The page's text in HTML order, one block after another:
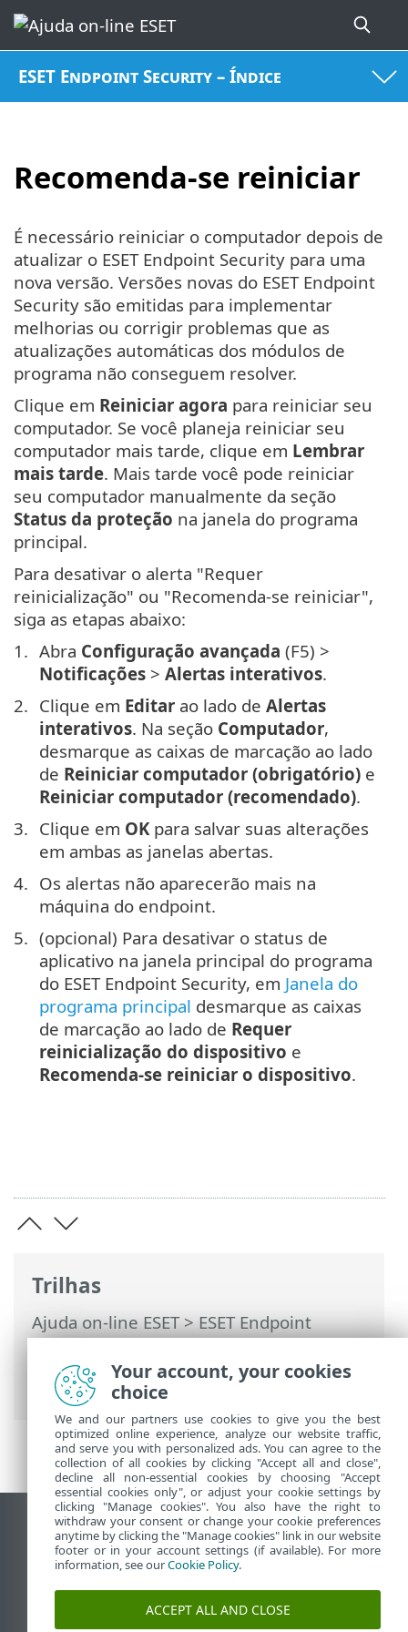
ESET Endpoint Security – Índice
Recomenda-se reiniciar
Trilhas
Ajuda on-line ESET>ESET Endpoint
Security>Configuração avançada>
Notificações>Alertas interativos>
Recomenda-se reiniciar
É necessário reiniciar o computador depois de
atualizar o ESET Endpoint Security para uma
nova versão. Versões novas do ESET Endpoint
Security são emitidas para implementar
melhorias ou corrigir problemas que as
atualizações automáticas dos módulos de
programa não conseguem resolver.
Clique em Reiniciar agora para reiniciar seu
computador. Se você planeja reiniciar seu
computador mais tarde, clique em Lembrar
mais tarde. Mais tarde você pode reiniciar
seu computador manualmente da seção
Status da proteção na janela do programa
principal.
Para desativar o alerta "Requer
reinicialização" ou "Recomenda-se reiniciar",
siga as etapas abaixo:
Abra Configuração avançada (F5) >
Notificações > Alertas interativos.
Clique em Editar ao lado de Alertas
interativos. Na seção Computador,
desmarque as caixas de marcação ao lado
de Reiniciar computador (obrigatório) e
Reiniciar computador (recomendado).
Clique em OKpara salvar suas alterações
em ambas as janelas abertas.
Os alertas não aparecerão mais na
máquina do endpoint.
(opcional) Para desativar o status de
aplicativo na janela principal do programa
do ESET Endpoint Security, em Janela do
programa principal desmarque as caixas
de marcação ao lado de Requer
reinicialização do dispositivo e
Recomenda-se reiniciar o dispositivo.
Ver site para desktop
End of Life
Base de conhecimento ESET
Fórum ESET
ESET Status Portal
Your account, your cookies
choice
We and our partners use cookies to give you the best
optimized online experience, analyze our website traffic,
and serve you with personalized ads. You can agree to the
collection of all cookies by clicking "Accept all and close",
decline all non-essential cookies by choosing "Accept
essential cookies only", or adjust your cookie settings by
clicking "Manage cookies". You also have the right to
withdraw your consent or change your cookie preferences
anytime by clicking the "Manage cookies" link in our website
footer or in your account settings (if available). For more
information, see ourCookie Policy.
ACCEPT ALL AND CLOSE